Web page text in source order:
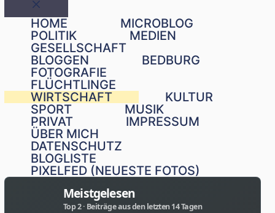
Schließen
HOME
MICROBLOG
POLITIK
MEDIEN
GESELLSCHAFT
BLOGGEN
BEDBURG
FOTOGRAFIE
FLÜCHTLINGE
WIRTSCHAFT
KULTUR
SPORT
MUSIK
PRIVAT
IMPRESSUM
ÜBER MICH
DATENSCHUTZ
BLOGLISTE
PIXELFED (NEUESTE FOTOS)
Meistgelesen
Top 2 · Beiträge aus den letzten 14 Tagen